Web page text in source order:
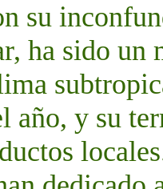
su
ha sido
año, y su